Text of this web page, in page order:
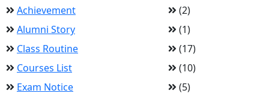
Achievement
(2)
Alumni Story
(1)
Class Routine
(17)
Courses List
(10)
Exam Notice
(5)